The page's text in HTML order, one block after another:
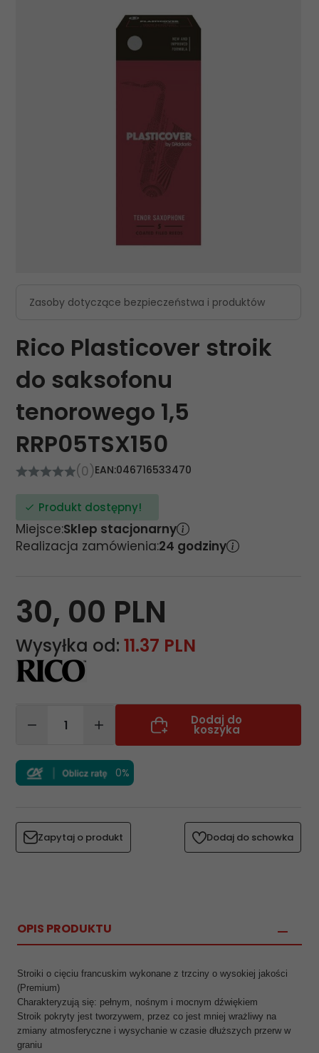
Zasoby dotyczące bezpieczeństwa i produktów
Rico Plasticover stroik
do saksofonu
tenorowego 1,5
RRP05TSX150
(0)EAN:046716533470
Produkt dostępny!
Miejsce:Sklep stacjonarny
Realizacja zamówienia:24 godziny
30, 00 PLN
Wysyłka od: 11.37 PLN
Dodaj do
koszyka
0%
Zapytaj o produkt Dodaj do schowka
OPIS PRODUKTU
Stroiki o cięciu francuskim wykonane z trzciny o wysokiej jakości
(Premium)
Charakteryzują się: pełnym, nośnym i mocnym dźwiękiem
Stroik pokryty jest tworzywem, przez co jest mniej wrażliwy na
zmiany atmosferyczne i wysychanie w czasie dłuższych przerw w
graniu